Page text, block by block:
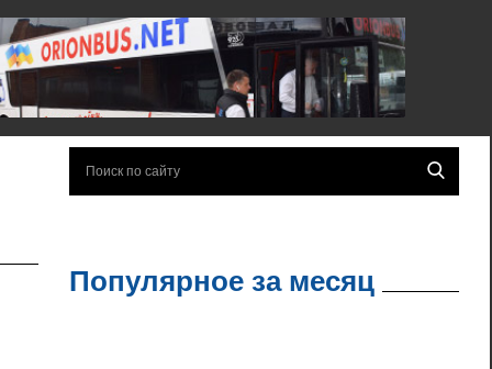
Популярное за месяц